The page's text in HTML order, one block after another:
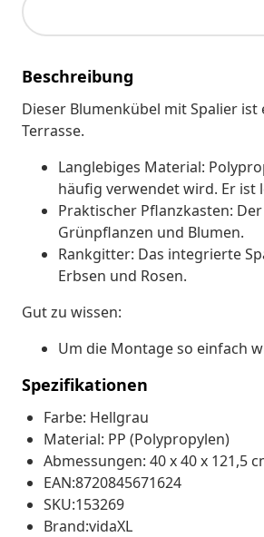
Beschreibung
Dieser Blumenkübel mit Spalier
Terrasse.
Langlebiges Material:
häufig verwendet wird. Er
Praktischer Pflanzkasten:
Grünpflanzen und Blumen.
Rankgitter: Das integrierte
Erbsen und Rosen.
Gut zu wissen:
Um die Montage so einfach
Spezifikationen
Farbe: Hellgrau
Material: PP (Polypropylen)
Abmessungen: 40 x 40 x 121,5
EAN:8720845671624
SKU:153269
Brand:vidaXL